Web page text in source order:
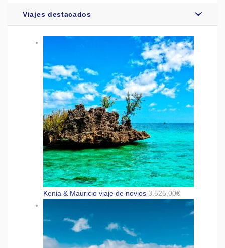
Viajes destacados
Kenia & Mauricio viaje de novios 3.525,00€